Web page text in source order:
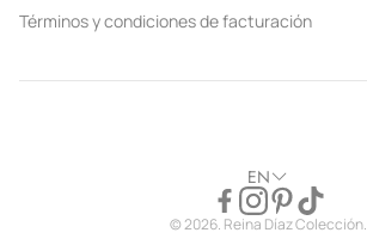
Términos y condiciones de facturación
EN
© 2026. Reina Díaz Colección.